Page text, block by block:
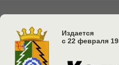
Издается
с 22 февраля